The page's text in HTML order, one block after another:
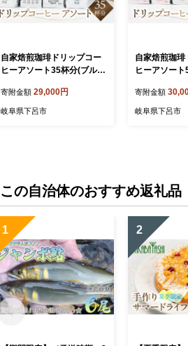
自家焙煎珈琲ドリップコー
ヒーアソート35杯分(ブルー
イ・コナ 5杯、ロイヤルブ
レンド5杯×1、レギュラー
ップバッグ ドリップパック
寄附金額 29,000円
岐阜県下呂市
自家焙煎珈
ヒーアソー
カ・スペシャ
×2、下呂温泉
寄附金額
岐阜県下呂市
この自治体のおすすめ返礼品
1 2